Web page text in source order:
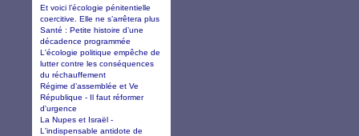
Et voici l’écologie pénitentielle
coercitive. Elle ne s’arrêtera plus
Santé : Petite histoire d’une
décadence programmée
L'écologie politique empêche de
lutter contre les conséquences
du réchauffement
Régime d’assemblée et Ve
République - Il faut réformer
d'urgence
La Nupes et Israël -
L'indispensable antidote de